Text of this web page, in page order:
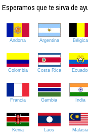
Esperamos que te sirva de
Andorra Argentina Bélgica
Colombia Costa Rica
Francia Gambia India
Kenia Laos Malasia